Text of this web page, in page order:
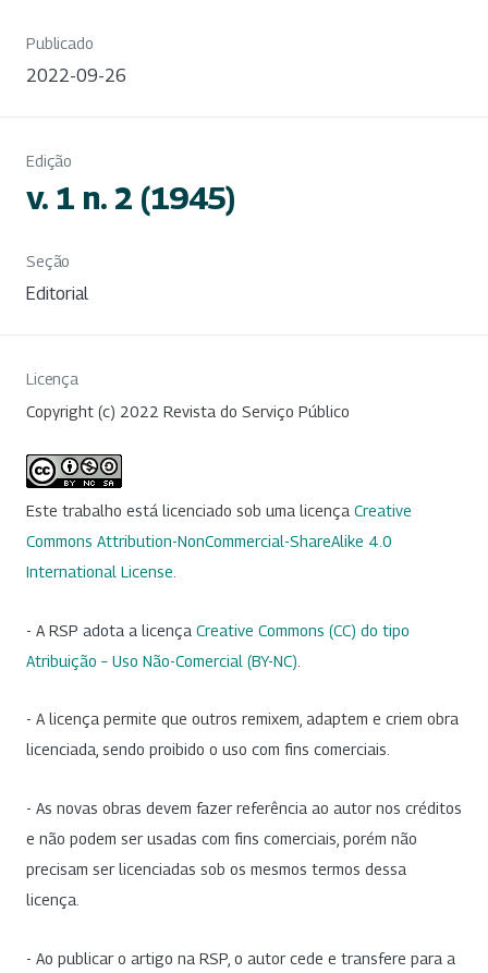
Publicado
2022-09-26
Edição
v. 1 n. 2 (1945)
Seção
Editorial
Licença
Copyright (c) 2022 Revista do Serviço Público
Este trabalho está licenciado sob uma licença Creative
Commons Attribution-NonCommercial-ShareAlike 4.0
International License
- A RSP adota a licença Creative Commons (CC) do tipo
Atribuição – Uso Não-Comercial (BY-NC)
- A licença permite que outros remixem, adaptem e criem obra
licenciada, sendo proibido o uso com fins comerciais.
- As novas obras devem fazer referência ao autor nos créditos
e não podem ser usadas com fins comerciais, porém não
precisam ser licenciadas sob os mesmos termos dessa
licença.
- Ao publicar o artigo na RSP, o autor cede e transfere para a